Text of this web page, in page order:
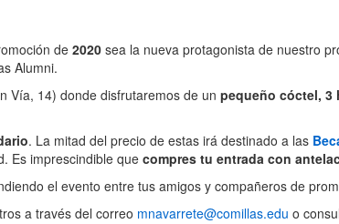
de 2020 sea la nueva protagonista de nuestro
Alumni.
Vía, 14) donde disfrutaremos de un pequeño cóctel, 3
. La mitad del precio de estas irá destinado a las
Es imprescindible quecompres tu entrada con
el evento entre tus amigos y compañeros de
a través del correo mnavarrete@comillas.edu o